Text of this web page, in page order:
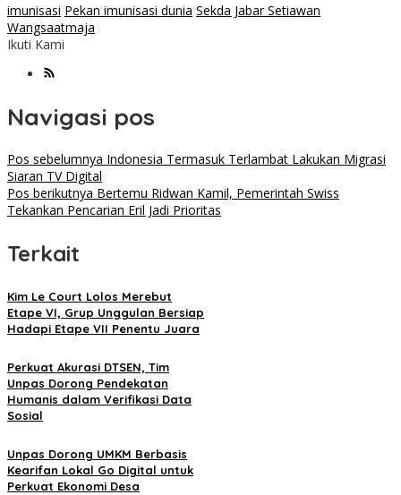
imunisasi Pekan imunisasi dunia Sekda Jabar Setiawan
Wangsaatmaja
Ikuti Kami
Navigasi pos
Pos sebelumnya Indonesia Termasuk Terlambat Lakukan Migrasi
Siaran TV Digital
Pos berikutnya Bertemu Ridwan Kamil, Pemerintah Swiss
Tekankan Pencarian Eril Jadi Prioritas
Terkait
Kim Le Court Lolos Merebut
Etape VI, Grup Unggulan Bersiap
Hadapi Etape VII Penentu Juara
Perkuat Akurasi DTSEN, Tim
Unpas Dorong Pendekatan
Humanis dalam Verifikasi Data
Sosial
Unpas Dorong UMKM Berbasis
Kearifan Lokal Go Digital untuk
Perkuat Ekonomi Desa